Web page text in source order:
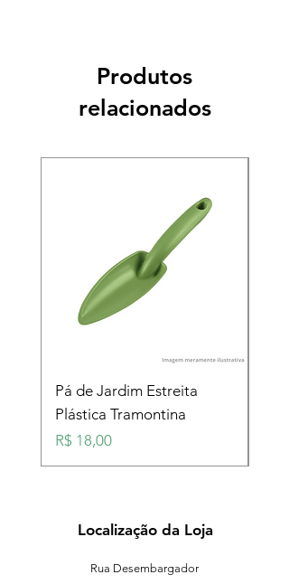
Produtos
relacionados
Pá de Jardim Estreita
Plástica Tramontina
Preço
R$ 18,00
Localização da Loja
Rua Desembargador